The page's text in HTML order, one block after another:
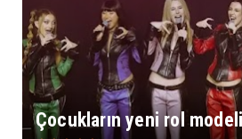
Çocukların yeni rol